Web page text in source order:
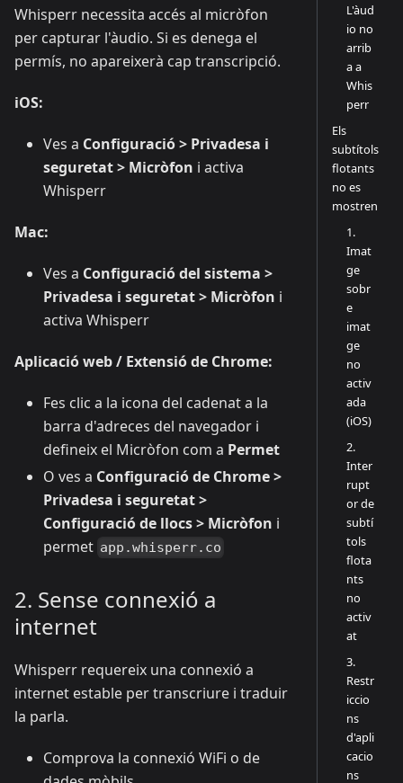
Whisperr necessita accés al micròfon
per capturar l'àudio. Si es denega el
permís, no apareixerà cap transcripció.
iOS:
Ves a Configuració > Privadesa i
seguretat > Micròfon i activa
Whisperr
Mac:
Ves a Configuració del sistema >
Privadesa i seguretat > Micròfon i
activa Whisperr
Aplicació web / Extensió de Chrome:
Fes clic a la icona del cadenat a la
barra d'adreces del navegador i
defineix el Micròfon com a Permet
O ves a Configuració de Chrome >
Privadesa i seguretat >
Configuració de llocs > Micròfon i
permet app.whisperr.co
2. Sense connexió a
internet
Whisperr requereix una connexió a
internet estable per transcriure i traduir
la parla.
Comprova la connexió WiFi o de
L'àud
io no
arrib
a a
Whis
perr
Els
subtítols
flotants
no es
mostren
1.
Imat
ge
sobr
e
imat
ge
no
activ
ada
(iOS)
2.
Inter
rupt
or de
subtí
tols
flota
nts
no
activ
at
3.
Restr
iccio
ns
d'apli
cacio
ns